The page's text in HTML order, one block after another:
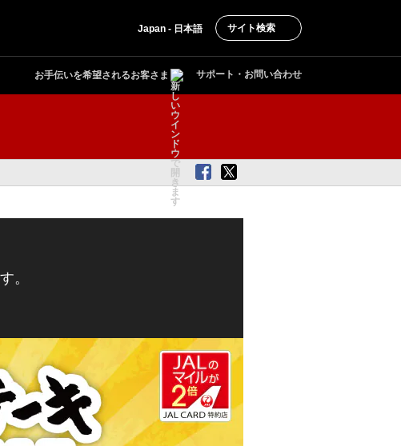
Japan - 日本語 サイト検索
お手伝いを希望されるお客さま サポート・お問い合わせ
。